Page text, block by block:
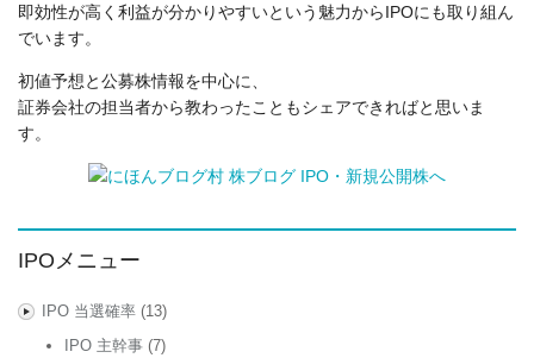
即効性が高く利益が分かりやすいという魅力からIPOにも取り組ん
でいます。
初値予想と公募株情報を中心に、
証券会社の担当者から教わったこともシェアできればと思いま
す。
IPOメニュー
IPO 当選確率(13)
IPO 主幹事 (7)